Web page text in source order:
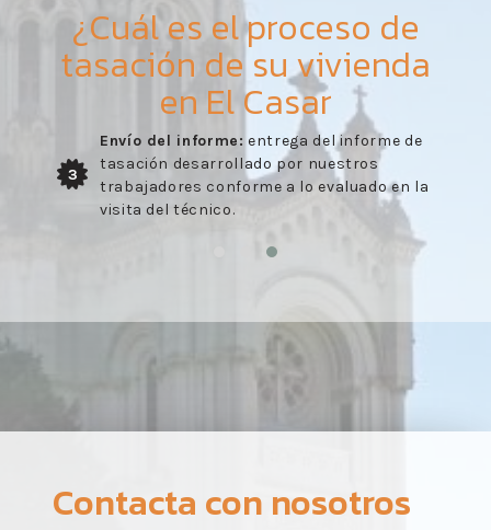
¿Cuál es el proceso de
tasación de su vivienda
en El Casar
3
Envío del informe: entrega del informe de
tasación desarrollado por nuestros
trabajadores conforme a lo evaluado en la
visita del técnico.
Contacta con nosotros